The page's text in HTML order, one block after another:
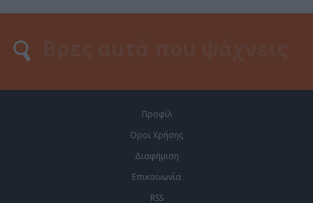
Προφίλ
Οροι Χρήσης
Διαφήμιση
Επικοινωνία
RSS